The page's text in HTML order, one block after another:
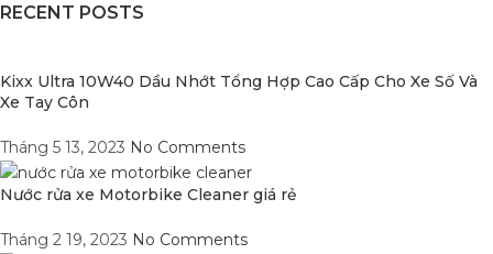
RECENT POSTS
Kixx Ultra 10W40 Dầu Nhớt Tổng Hợp Cao Cấp Cho Xe Số Và
Xe Tay Côn
Tháng 5 13, 2023 No Comments
Nước rửa xe Motorbike Cleaner giá rẻ
Tháng 2 19, 2023 No Comments